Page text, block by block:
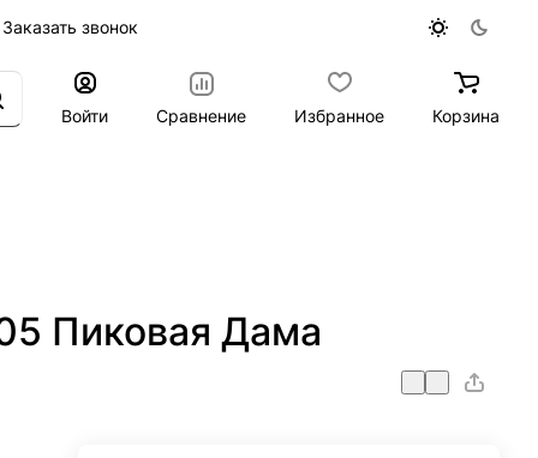
Заказать звонок
Войти Сравнение Избранное Корзина
Пиковая Дама